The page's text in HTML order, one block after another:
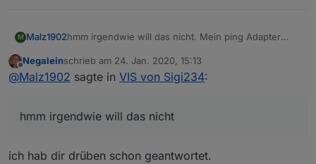
M Malz1902hmm irgendwie will das nicht. Mein ping Adapter
Offline
Negaleinschrieb am 24. Jan. 2020, 15:13
zuletzt editiert von
@Malz1902 sagte in VIS von Sigi234:
hmm irgendwie will das nicht
ich hab dir drüben schon geantwortet.